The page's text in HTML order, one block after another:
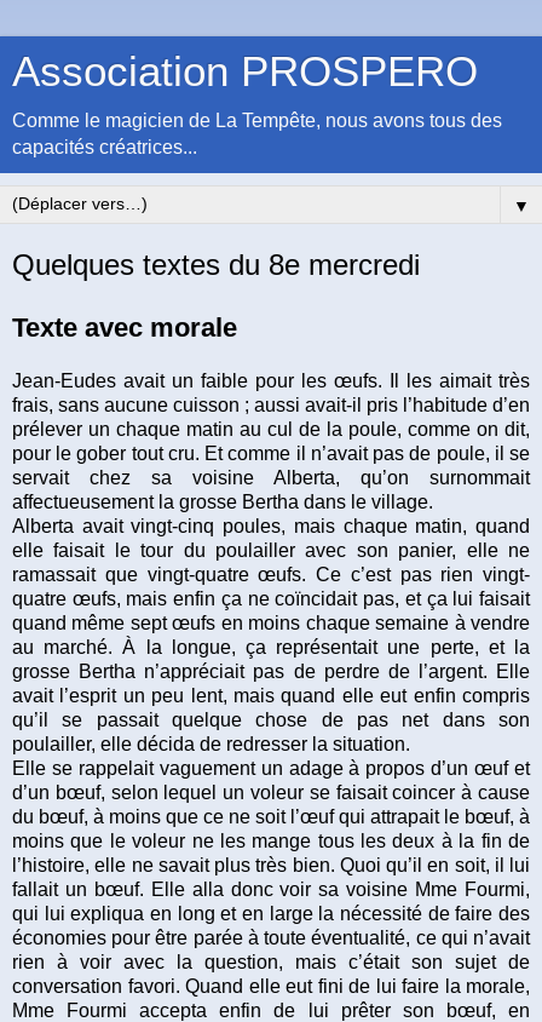
Association PROSPERO
Comme le magicien de La Tempête, nous avons tous des
capacités créatrices...
▼
Quelques textes du 8e mercredi
Texte avec morale
Jean-Eudes avait un faible pour les œufs. Il les aimait très
frais, sans aucune cuisson ; aussi avait-il pris l’habitude d’en
prélever un chaque matin au cul de la poule, comme on dit,
pour le gober tout cru. Et comme il n’avait pas de poule, il se
servait chez sa voisine Alberta, qu’on surnommait
affectueusement la grosse Bertha dans le village.
Alberta avait vingt-cinq poules, mais chaque matin, quand
elle faisait le tour du poulailler avec son panier, elle ne
ramassait que vingt-quatre œufs. Ce c’est pas rien vingt-
quatre œufs, mais enfin ça ne coïncidait pas, et ça lui faisait
quand même sept œufs en moins chaque semaine à vendre
au marché. À la longue, ça représentait une perte, et la
grosse Bertha n’appréciait pas de perdre de l’argent. Elle
avait l’esprit un peu lent, mais quand elle eut enfin compris
qu’il se passait quelque chose de pas net dans son
poulailler, elle décida de redresser la situation.
Elle se rappelait vaguement un adage à propos d’un œuf et
d’un bœuf, selon lequel un voleur se faisait coincer à cause
du bœuf, à moins que ce ne soit l’œuf qui attrapait le bœuf, à
moins que le voleur ne les mange tous les deux à la fin de
l’histoire, elle ne savait plus très bien. Quoi qu’il en soit, il lui
fallait un bœuf. Elle alla donc voir sa voisine Mme Fourmi,
qui lui expliqua en long et en large la nécessité de faire des
économies pour être parée à toute éventualité, ce qui n’avait
rien à voir avec la question, mais c’était son sujet de
conversation favori. Quand elle eut fini de lui faire la morale,
Mme Fourmi accepta enfin de lui prêter son bœuf, en